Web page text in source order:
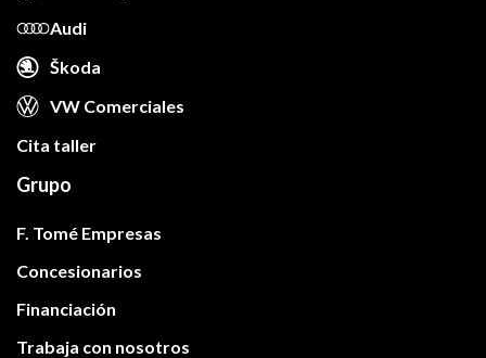
Audi
Škoda
VW Comerciales
Cita taller
Grupo
F. Tomé Empresas
Concesionarios
Financiación
Trabaja con nosotros